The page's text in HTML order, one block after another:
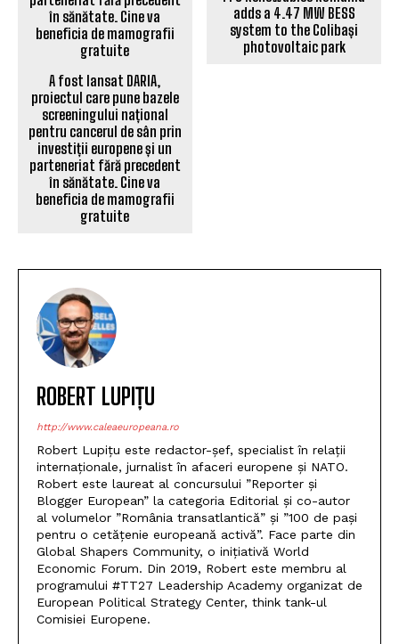
A fost lansat DARIA,
proiectul care pune bazele
screeningului național
pentru cancerul de sân prin
investiții europene și un
parteneriat fără precedent
în sănătate. Cine va
beneficia de mamografii
gratuite
adds a 4.47 MW BESS
system to the Colibași
photovoltaic park
ROBERT LUPIȚU
http://www.caleaeuropeana.ro
Robert Lupițu este redactor-șef, specialist în relații
internaționale, jurnalist în afaceri europene și NATO.
Robert este laureat al concursului ”Reporter și
Blogger European” la categoria Editorial și co-autor
al volumelor ”România transatlantică” și ”100 de pași
pentru o cetățenie europeană activă”. Face parte din
Global Shapers Community, o inițiativă World
Economic Forum. Din 2019, Robert este membru al
programului #TT27 Leadership Academy organizat de
European Political Strategy Center, think tank-ul
Comisiei Europene.